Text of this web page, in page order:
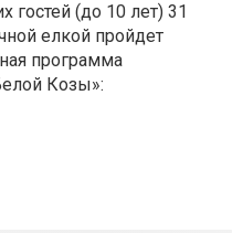
гостей (до 10 лет) 31
елкой пройдет
программа
Козы»: